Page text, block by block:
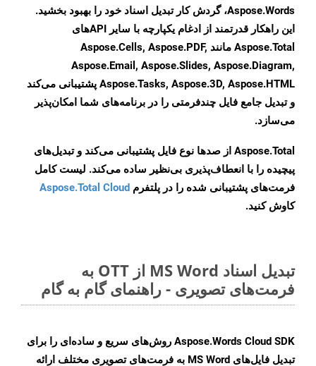
Aspose.Words، گردش کار تبدیل اسناد خود را بهبود بخشید.
این راهکار قدرتمند از ادغام یکپارچه با سایر APIهای
Aspose.Total مانند Aspose.Cells, Aspose.PDF,
Aspose.Email, Aspose.Slides, Aspose.Diagram,
Aspose.Tasks, Aspose.3D, Aspose.HTML پشتیبانی می‌کند
و تبدیل جامع فایل چندفرمتی را در برنامه‌های شما امکان‌پذیر
می‌سازد.
Aspose.Total از صدها نوع فایل پشتیبانی می‌کند و تبدیل‌های
پیچیده را با انعطاف‌پذیری بی‌نظیر ساده می‌کند. لیست کامل
فرمت‌های پشتیبانی شده را در پلتفرم Aspose.Total Cloud
کاوش کنید.
تبدیل اسناد MS Word از OTT به
فرمت‌های تصویری - راهنمای گام به گام
Aspose.Words Cloud SDK روش‌های سریع و ساده‌ای را برای
تبدیل فایل‌های MS Word به فرمت‌های تصویری مختلف ارائه